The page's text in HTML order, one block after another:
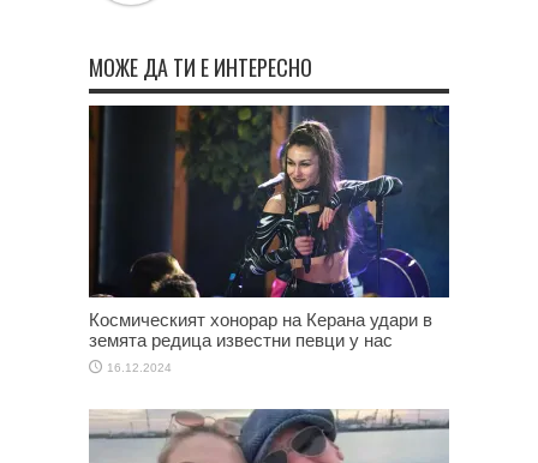
МОЖЕ ДА ТИ Е ИНТЕРЕСНО
Космическият хонорар на Керана удари в
земята редица известни певци у нас
16.12.2024